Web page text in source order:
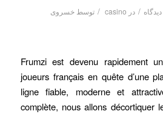
/ در casino
/ توسطخسروی
Frumzi est devenu rapidement
joueurs français en quête d’une
ligne fiable, moderne et
complète, nous allons décortiquer